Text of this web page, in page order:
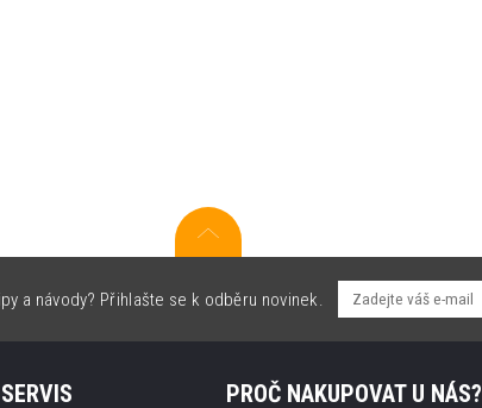
a návody? Přihlašte se k odběru novinek.
PROČ NAKUPOVAT U NÁS?